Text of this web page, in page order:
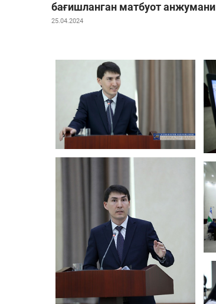
бағишланган матбуот анжумани
25.04.2024